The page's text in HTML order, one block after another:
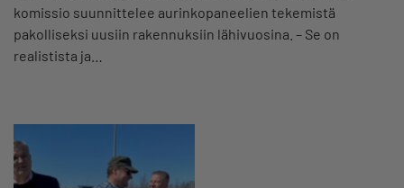
komissio suunnittelee aurinkopaneelien tekemistä
pakolliseksi uusiin rakennuksiin lähivuosina. – Se on
realistista ja…